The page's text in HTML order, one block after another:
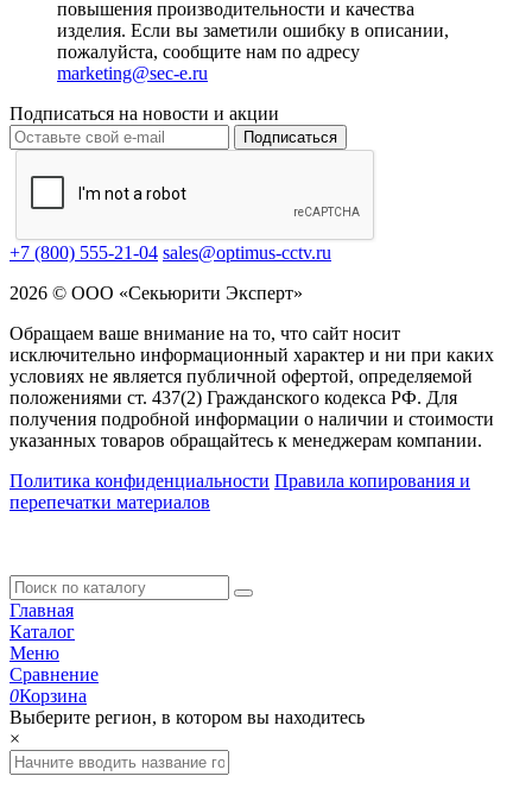
повышения производительности и качества
изделия. Если вы заметили ошибку в описании,
пожалуйста, сообщите нам по адресу
marketing@sec-e.ru
Подписаться на новости и акции
Подписаться
+7 (800) 555-21-04 sales@optimus-cctv.ru
2026 © ООО «Секьюрити Эксперт»
Обращаем ваше внимание на то, что сайт носит
исключительно информационный характер и ни при каких
условиях не является публичной офертой, определяемой
положениями ст. 437(2) Гражданского кодекса РФ. Для
получения подробной информации о наличии и стоимости
указанных товаров обращайтесь к менеджерам компании.
Политика конфиденциальности Правила копирования и
перепечатки материалов
Главная
Каталог
Меню
Сравнение
0Корзина
Выберите регион, в котором вы находитесь
×